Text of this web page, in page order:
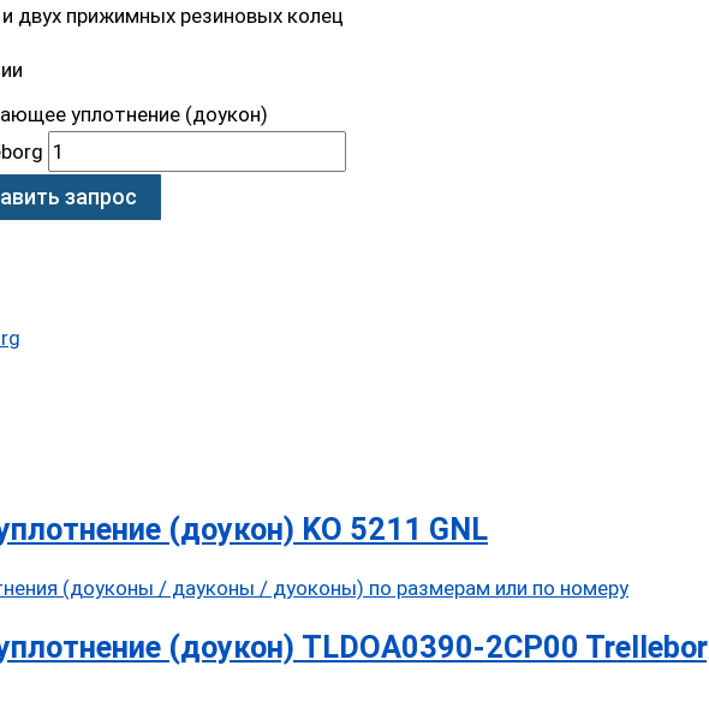
прижимных резиновых колец
уплотнение (доукон)
запрос
(доукон) KO 5211 GNL
(доукон) TLDOA0390-2CP00